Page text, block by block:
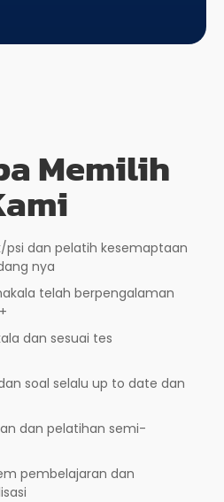
Memilih
psi dan pelatih kesemaptaan
nya
telah berpengalaman
dan sesuai tes
soal selalu up to date dan
dan pelatihan semi-
pembelajaran dan